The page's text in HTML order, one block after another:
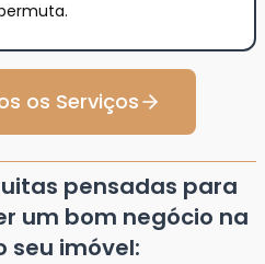
os Serviços
pensadas para
um bom negócio na
seu imóvel: